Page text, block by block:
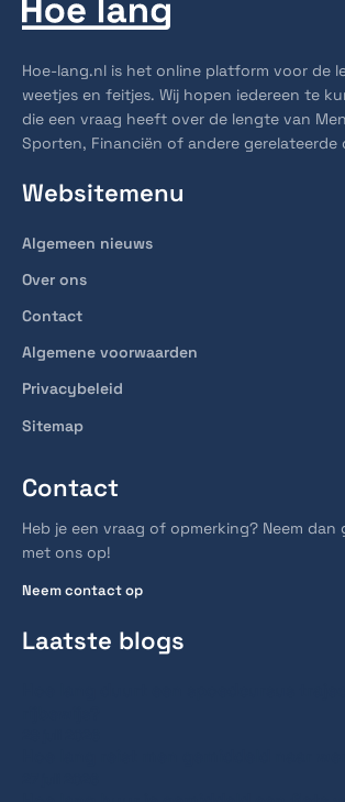
Hoe-lang.nl is het online platform voor de
weetjes en feitjes. Wij hopen iedereen te
die een vraag heeft over de lengte van
Sporten, Financiën of andere gerelateerde
Websitemenu
Algemeen nieuws
Over ons
Contact
Algemene voorwaarden
Privacybeleid
Sitemap
Contact
Heb je een vraag of opmerking? Neem
met ons op!
Neem contact op
Laatste blogs